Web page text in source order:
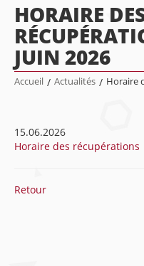
HORAIRE
JUIN 2026
Accueil / Actualités / Horaire
15.06.2026
Horaire des récupérations
Retour